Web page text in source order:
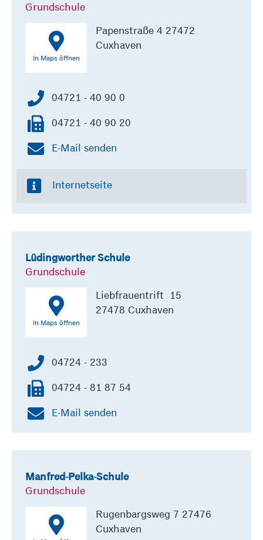
Grundschule
In Maps öffnen
Papenstraße 4 27472
Cuxhaven
04721 - 40 90 0
04721 - 40 90 20
E-Mail senden
Internetseite
Lüdingworther Schule
Grundschule
In Maps öffnen
Liebfrauentrift 15
27478 Cuxhaven
04724 - 233
04724 - 81 87 54
E-Mail senden
Manfred-Pelka-Schule
Grundschule
Rugenbargsweg 7 27476
Cuxhaven